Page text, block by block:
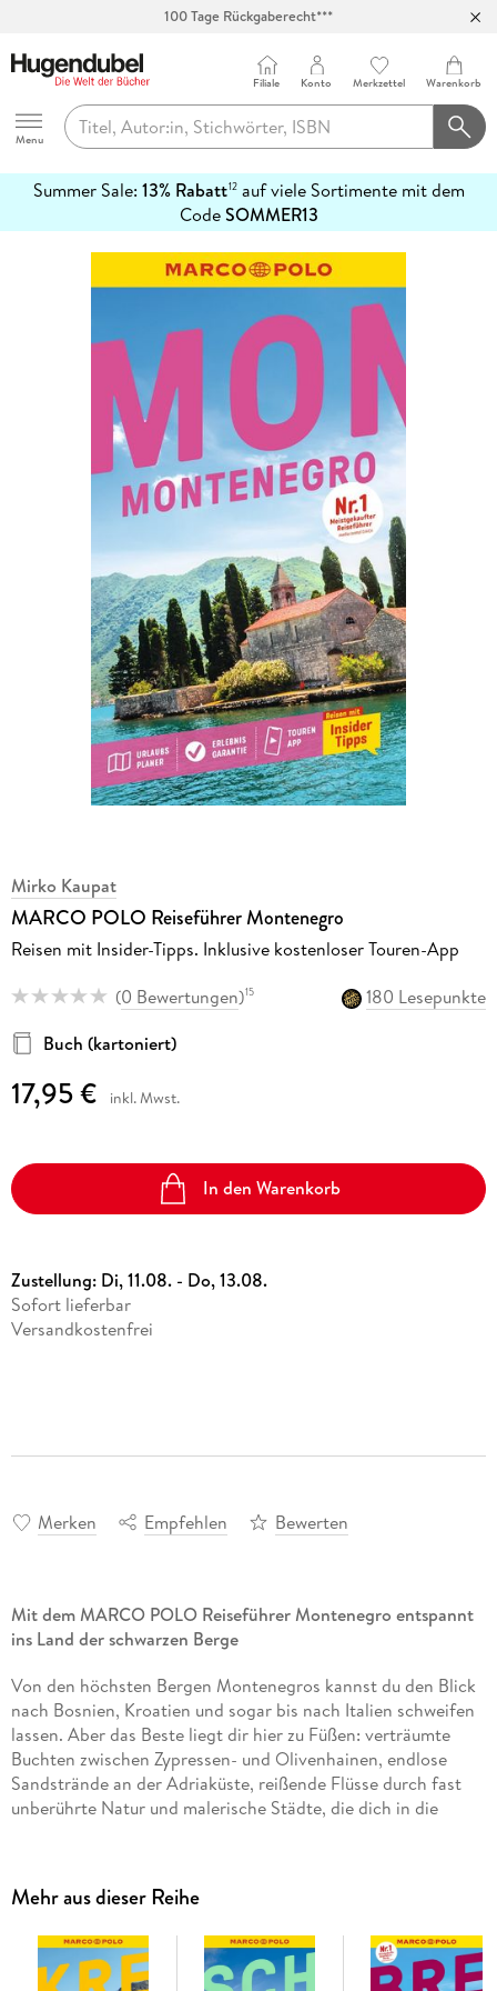
100 Tage Rückgaberecht***
Hugendubel
Menu
Filiale Konto Merkzettel Warenkorb
Summer Sale: 13% Rabatt12auf viele Sortimente mit dem
CodeSOMMER13
erfahren
Mirko Kaupat
MARCO POLO Reiseführer Montenegro
Reisen mit Insider-Tipps. Inklusive kostenloser Touren-App
(0 Bewertungen)15
180 Lesepunkte
Buch (kartoniert)
17,95 € inkl. Mwst.
In den Warenkorb
Zustellung: Di, 11.08. - Do, 13.08.
Sofort lieferbar
Versandkostenfrei
Merken Empfehlen Bewerten
Mit dem MARCO POLO Reiseführer Montenegro entspannt
ins Land der schwarzen Berge
Von den höchsten Bergen Montenegros kannst du den Blick
nach Bosnien, Kroatien und sogar bis nach Italien schweifen
lassen. Aber das Beste liegt dir hier zu Füßen: verträumte
Buchten zwischen Zypressen- und Olivenhainen, endlose
Sandstrände an der Adriaküste, reißende Flüsse durch fast
unberührte Natur und malerische Städte, die dich in die
Wander-Highlights am laufenden Band: Dein MARCO POLO
Seiten Montenegros erkunden willst.
Mehr aus dieser Reihe